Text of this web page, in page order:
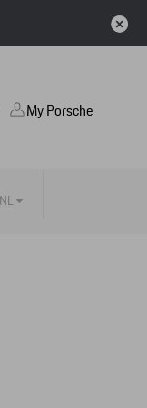
My Porsche
NL